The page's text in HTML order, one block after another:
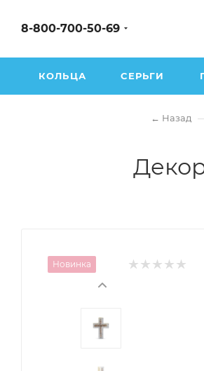
8-800-700-50-69
КОЛЬЦА СЕРЬГИ
← Назад
Новинка